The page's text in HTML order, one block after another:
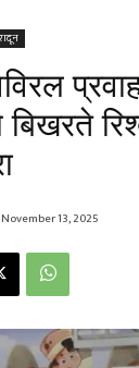
November 13, 2025